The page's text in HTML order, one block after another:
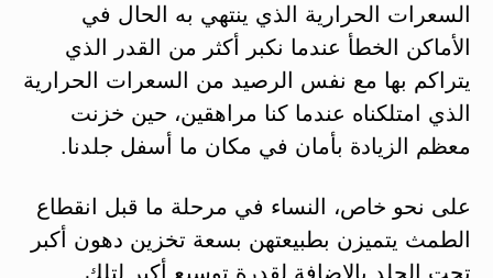
السعرات الحرارية الذي ينتهي به الحال في
الأماكن الخطأ عندما نكبر أكثر من القدر الذي
يتراكم بها مع نفس الرصيد من السعرات الحرارية
الذي امتلكناه عندما كنا مراهقين، حين خزنت
معظم الزيادة بأمان في مكان ما أسفل جلدنا.
على نحو خاص، النساء في مرحلة ما قبل انقطاع
الطمث يتميزن بطبيعتهن بسعة تخزين دهون أكبر
تحت الجلد بالإضافة لقدرة توسيع أكبر لتلك